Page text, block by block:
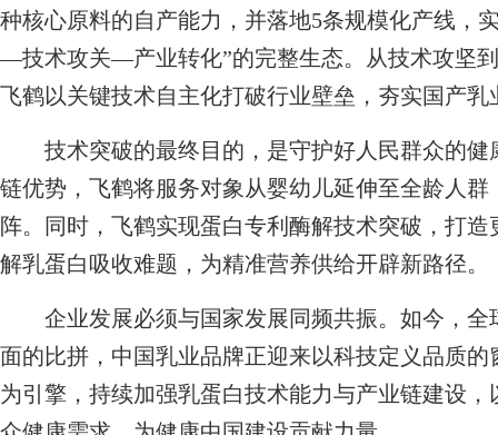
种核心原料的自产能力，并落地5条规模化产线，
—技术攻关—产业转化”的完整生态。从技术攻坚
飞鹤以关键技术自主化打破行业壁垒，夯实国产乳
技术突破的最终目的，是守护好人民群众的健
链优势，飞鹤将服务对象从婴幼儿延伸至全龄人
阵。同时，飞鹤实现蛋白专利酶解技术突破，打
解乳蛋白吸收难题，为精准营养供给开辟新路径。
企业发展必须与国家发展同频共振。如今，全
面的比拼，中国乳业品牌正迎来以科技定义品质
为引擎，持续加强乳蛋白技术能力与产业链建设